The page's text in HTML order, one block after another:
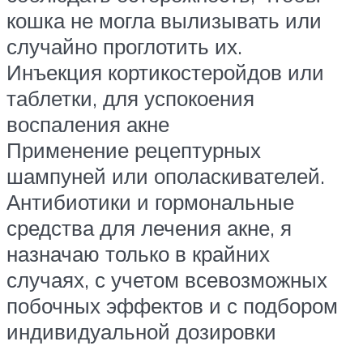
кошка не могла вылизывать или
случайно проглотить их.
Инъекция кортикостеройдов или
таблетки, для успокоения
воспаления акне
Применение рецептурных
шампуней или ополаскивателей.
Антибиотики и гормональные
средства для лечения акне, я
назначаю только в крайних
случаях, с учетом всевозможных
побочных эффектов и с подбором
индивидуальной дозировки